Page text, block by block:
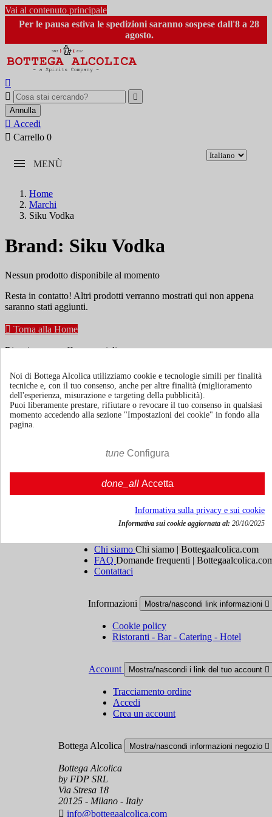
Vai al contenuto principale
Per le pausa estiva le spedizioni saranno sospese dall'8 a 28
agosto.



Annulla
 Accedi
 Carrello 0
MENÙ
Home
Marchi
Siku Vodka
Brand: Siku Vodka
Nessun prodotto disponibile al momento
Resta in contatto! Altri prodotti verranno mostrati qui non appena
saranno stati aggiunti.
 Torna alla Home
Ricevi news e offerte speciali
Puoi annullare l'iscrizione in ogni momenti. A questo scopo, cerca le
info di contatto nelle note legali.
Termini e condizioni
Mostra/nascondi link chi siamo
Chi siamo Chi siamo | Bottegaalcolica.com
FAQ Domande frequenti |
Contattaci
Informazioni Mostra/nascondi link informazioni 
Cookie policy
Ristoranti - Bar - Catering - Hotel
Account Mostra/nascondi i link del tuo account 
Tracciamento ordine
Accedi
Crea un account
Bottega Alcolica Mostra/nascondi informazioni negozio 
Bottega Alcolica
by FDP SRL
Via Stresa 18
20125 - Milano - Italy
 info@bottegaalcolica.com
Noi di Bottega Alcolica utilizziamo cookie e tecnologie simili per finalità
tecniche e, con il tuo consenso, anche per altre finalità (miglioramento
dell'esperienza, misurazione e targeting della pubblicità).
Puoi liberamente prestare, rifiutare o revocare il tuo consenso in qualsiasi
momento accedendo alla sezione "Impostazioni dei cookie" in fondo alla
pagina.
tune Configura
done_all Accetta
Informativa sulla privacy e sui cookie
Informativa sui cookie aggiornata al: 20/10/2025